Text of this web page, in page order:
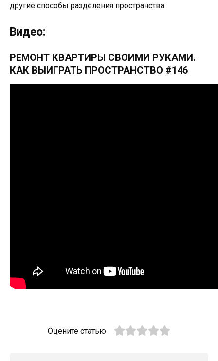
другие способы разделения пространства.
Видео:
РЕМОНТ КВАРТИРЫ СВОИМИ РУКАМИ.
КАК ВЫИГРАТЬ ПРОСТРАНСТВО #146
Оцените статью